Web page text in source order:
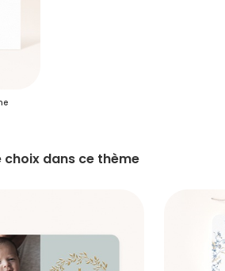
choix dans ce thème